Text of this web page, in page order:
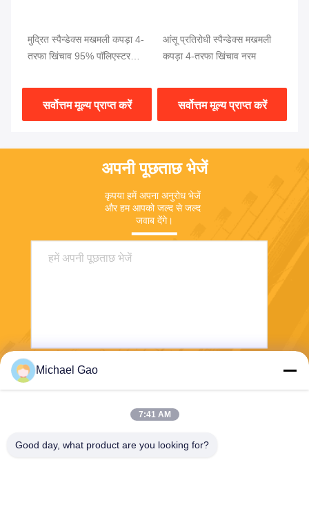
मुद्रित स्पैन्डेक्स मखमली कपड़ा 4-
तरफा खिंचाव 95% पॉलिएस्टर
सर्वोत्तम मूल्य प्राप्त करें
आंसू प्रतिरोधी स्पैन्डेक्स मखमली
कपड़ा 4-तरफा खिंचाव नरम
सर्वोत्तम मूल्य प्राप्त करें
अपनी पूछताछ भेजें
कृपया हमें अपना अनुरोध भेजें
और हम आपको जल्द से जल्द
जवाब देंगे।
Michael Gao
7:41 AM
Good day, what product are you looking for?